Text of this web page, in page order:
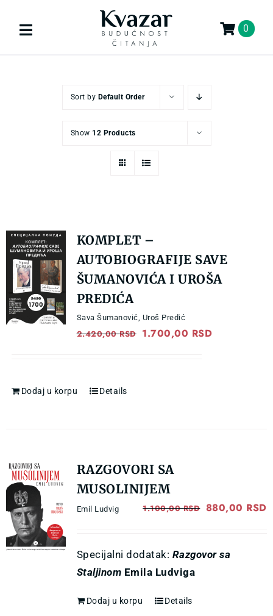
Toggle
GIFT
VESTI
O NAMA
GDE KUPITI?
0
Sort by Default Order
Show 12 Products
KOMPLET –
AUTOBIOGRAFIJE SAVE
ŠUMANOVIĆA I UROŠA
PREDIĆA
Sava Šumanović, Uroš Predić
2.420,00RSD Original
1.700,00 RSDCurrent
Dodaj u korpu Details
RAZGOVORI SA
MUSOLINIJEM
Emil Ludvig 1.100,00RSD Original
1.100,00 RSD.
880,00 RSD
Specijalni dodatak: Razgovor sa
Staljinom Emila Ludviga
Dodaj u korpu Details